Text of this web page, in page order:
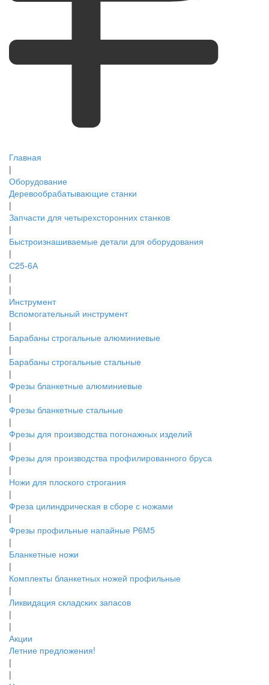
Главная
|
Оборудование
Деревообрабатывающие станки
|
Запчасти для четырехсторонних станков
|
Быстроизнашиваемые детали для оборудования
|
С25-6А
|
|
Инструмент
Вспомогательный инструмент
|
Барабаны строгальные алюминиевые
|
Барабаны строгальные стальные
|
Фрезы бланкетные алюминиевые
|
Фрезы бланкетные стальные
|
Фрезы для производства погонажных изделий
|
Фрезы для производства профилированного бруса
|
Ножи для плоского строгания
|
Фреза цилиндрическая в сборе с ножами
|
Фрезы профильные напайные Р6М5
|
Бланкетные ножи
|
Комплекты бланкетных ножей профильные
|
Ликвидация складских запасов
|
|
Акции
Летние предложения!
|
|